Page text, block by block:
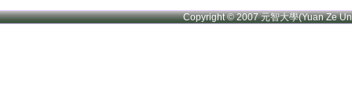
Copyright © 2007 元智大學(Yuan Ze